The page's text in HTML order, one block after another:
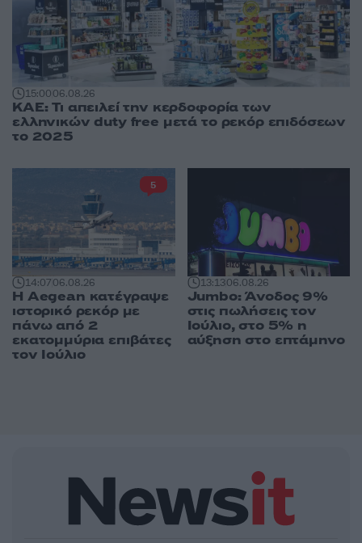
15:0006.08.26
ΚΑΕ: Τι απειλεί την κερδοφορία των
ελληνικών duty free μετά το ρεκόρ επιδόσεων
το 2025
14:0706.08.26
Η Aegean κατέγραψε
ιστορικό ρεκόρ με
πάνω από 2
εκατομμύρια επιβάτες
τον Ιούλιο
5
13:1306.08.26
Jumbo: Άνοδος 9%
στις πωλήσεις τον
Ιούλιο, στο 5% η
αύξηση στο επτάμηνο